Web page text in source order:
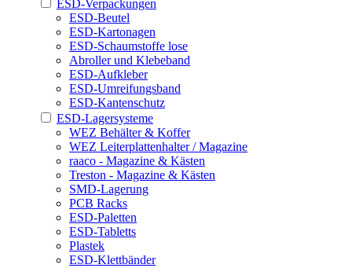
ESD-Verpackungen
ESD-Beutel
ESD-Kartonagen
ESD-Schaumstoffe lose
Abroller und Klebeband
ESD-Aufkleber
ESD-Umreifungsband
ESD-Kantenschutz
ESD-Lagersysteme
WEZ Behälter & Koffer
WEZ Leiterplattenhalter / Magazine
raaco - Magazine & Kästen
Treston - Magazine & Kästen
SMD-Lagerung
PCB Racks
ESD-Paletten
ESD-Tabletts
Plastek
ESD-Klettbänder